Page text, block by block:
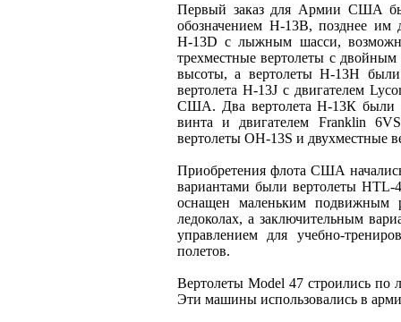
Первый заказ для Армии США
обозначением Н-13B, позднее им
Н-13D с лыжным шасси,
трехместные вертолеты с
высоты, а вертолеты Н-13Н
вертолета Н-13J с двигателем
США. Два вертолета Н-13К были
винта и двигателем Franklin
вертолеты ОН-13S и двухместные
Приобретения флота США
вариантами были вертолеты
оснащен маленьким подвижным
ледоколах, а заключительным
управлением для учебно-
полетов.
Вертолеты Model 47 строились
Эти машины использовались в